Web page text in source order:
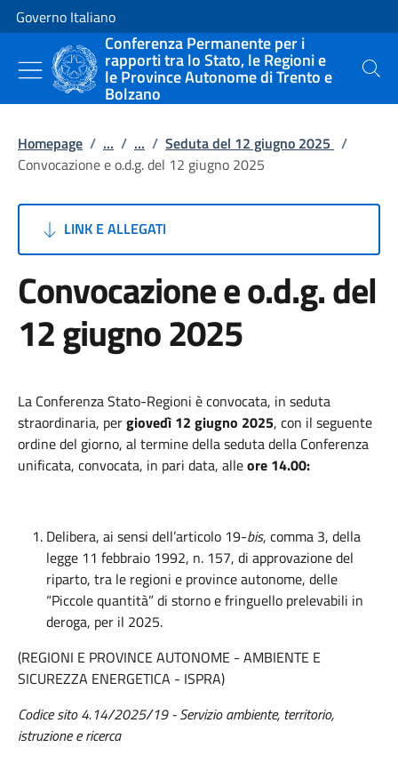
Vai al contenuto
Vai alla navigazione del sito
Governo Italiano
Conferenza Permanente per i
rapporti tra lo Stato, le Regioni e
le Province Autonome di Trento e
Bolzano
Cerca
Homepage / ... / ... / Seduta del 12 giugno 2025 /
Convocazione e o.d.g. del 12 giugno 2025
LINK E ALLEGATI
Convocazione e o.d.g. del
12 giugno 2025
La Conferenza Stato-Regioni è convocata, in seduta
straordinaria, pergiovedì 12 giugno 2025, con il seguente
ordine del giorno, al termine della seduta della Conferenza
unificata, convocata, in pari data, alleore 14.00:
Delibera, ai sensi dell’articolo 19-bis, comma 3, della
legge 11 febbraio 1992, n. 157, di approvazione del
riparto, tra le regioni e province autonome, delle
“Piccole quantità” di storno e fringuello prelevabili in
deroga, per il 2025.
(REGIONI E PROVINCE AUTONOME - AMBIENTE E
SICUREZZA ENERGETICA - ISPRA)
Codice sito 4.14/2025/19 - Servizio ambiente, territorio,
istruzione e ricerca